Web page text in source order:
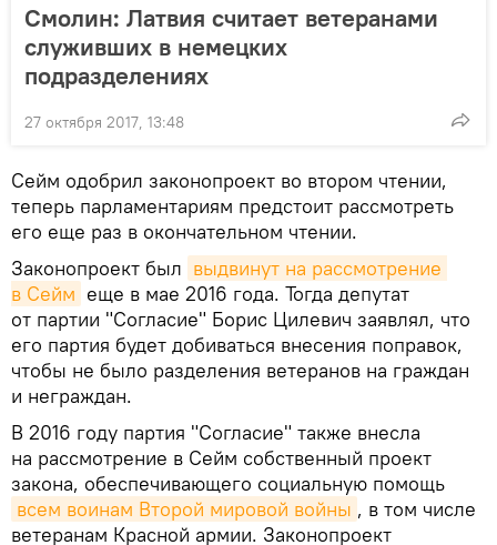
Смолин: Латвия считает ветеранами
служивших в немецких
подразделениях
27 октября 2017, 13:48
Сейм одобрил законопроект во втором чтении,
теперь парламентариям предстоит рассмотреть
его еще раз в окончательном чтении.
Законопроект был выдвинут на рассмотрение
в Сейм еще в мае 2016 года. Тогда депутат
от партии "Согласие" Борис Цилевич заявлял, что
его партия будет добиваться внесения поправок,
чтобы не было разделения ветеранов на граждан
и неграждан.
В 2016 году партия "Согласие" также внесла
на рассмотрение в Сейм собственный проект
закона, обеспечивающего социальную помощь
всем воинам Второй мировой войны , в том числе
ветеранам Красной армии. Законопроект